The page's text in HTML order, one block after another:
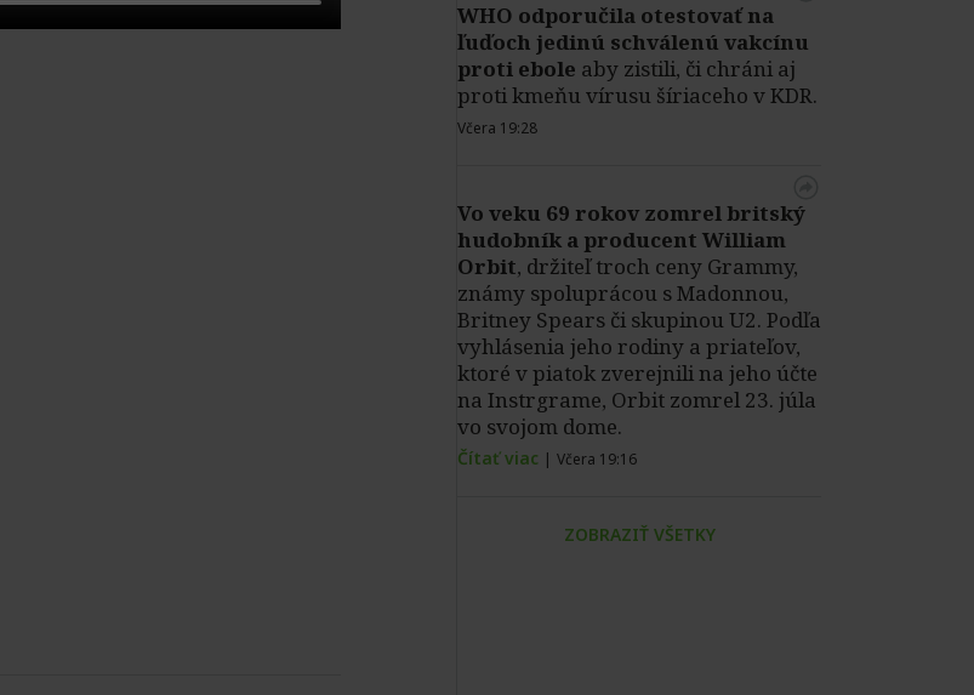
WHO odporučila otestovať na
ľuďoch jedinú schválenú vakcínu
proti ebole aby zistili, či chráni aj
proti kmeňu vírusu šíriaceho v KDR.
Včera 19:28
Vo veku 69 rokov zomrel britský
hudobník a producent William
Orbit, držiteľ troch ceny Grammy,
známy spoluprácou s Madonnou,
Britney Spears či skupinou U2. Podľa
vyhlásenia jeho rodiny a priateľov,
ktoré v piatok zverejnili na jeho účte
na Instrgrame, Orbit zomrel 23. júla
vo svojom dome.
Čítať viac | Včera 19:16
ZOBRAZIŤ VŠETKY